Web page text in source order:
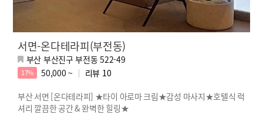
서면-온다테라피(부전동)
부산 부산진구 부전동 522-49
17% 50,000 ~ 리뷰 10
부산 서면 [온다테라피] ★타이 아로마 크림★감성 마사지★호텔식 럭
셔리 깔끔한 공간 & 완벽한 힐링★